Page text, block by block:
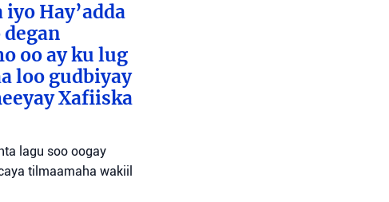
Hay’adda
oo ay ku lug
loo gudbiyay
Xafiiska
lagu soo oogay
tilmaamaha wakiil